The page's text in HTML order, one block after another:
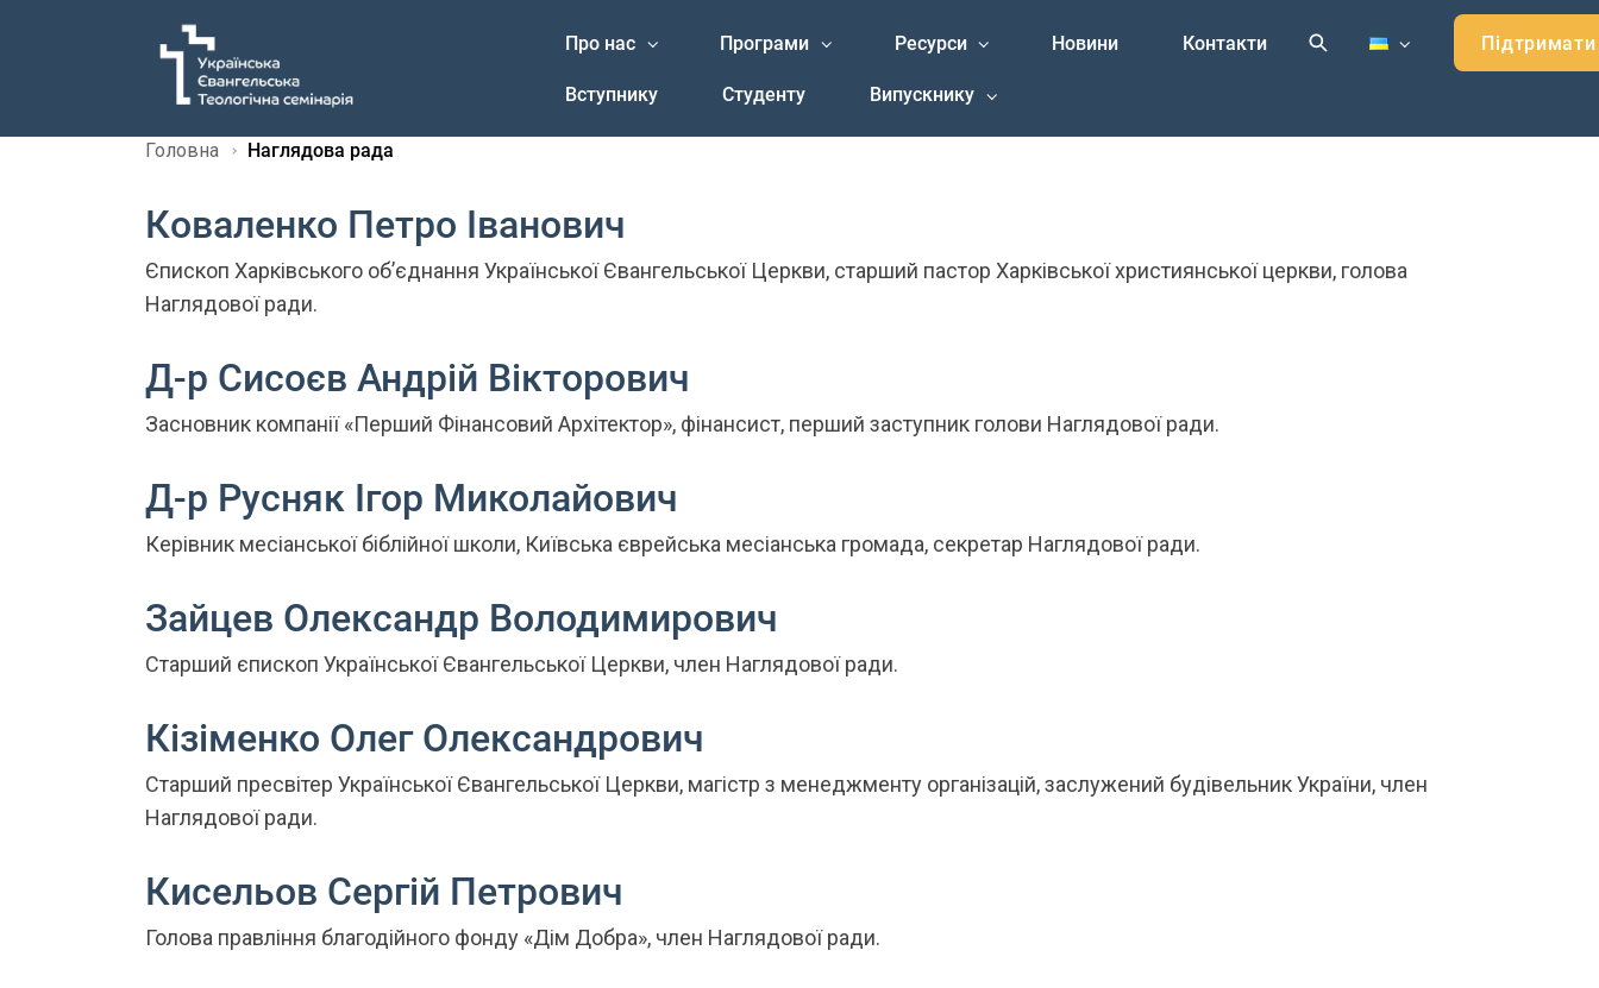
Про нас Програми Ресурси Новини Контакти Підтримати
Вступнику Студенту Випускнику
Головна Наглядова рада
Коваленко Петро Іванович
Єпископ Харківського об’єднання Української Євангельської Церкви, старший пастор Харківської християнської церкви, голова
Наглядової ради.
Д-р Сисоєв Андрій Вікторович
Засновник компанії «Перший Фінансовий Архітектор», фінансист, перший заступник голови Наглядової ради.
Д-р Русняк Ігор Миколайович
Керівник месіанської біблійної школи, Київська єврейська месіанська громада, секретар Наглядової ради.
Зайцев Олександр Володимирович
Старший єпископ Української Євангельської Церкви, член Наглядової ради.
Кізіменко Олег Олександрович
Старший пресвітер Української Євангельської Церкви, магістр з менеджменту організацій, заслужений будівельник України, член
Наглядової ради.
Кисельов Сергій Петрович
Голова правління благодійного фонду «Дім Добра», член Наглядової ради.